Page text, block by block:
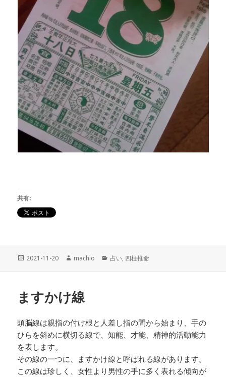
共有:
投
2021-11-20
作
machio
カ
占い, 四柱推命
ますかけ線
頭脳線は親指の付け根と人差し指の間から始まり、手の
ひらを斜めに横切る線で、知能、才能、精神的活動能力
を表します。
その線の一つに、ますかけ線と呼ばれる線があります。
この線は珍しく、女性より男性の手に多く表れる傾向が